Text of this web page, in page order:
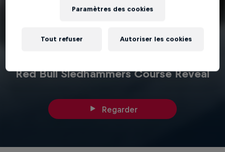
Red Bull Sledhammers Course Reveal
Regarder
Paramètres des cookies
Tout refuser Autoriser les cookies